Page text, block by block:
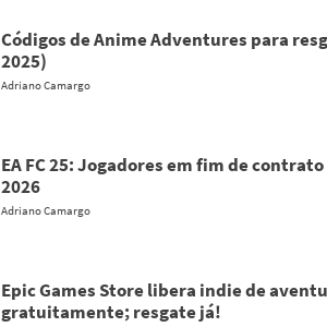
Códigos de Anime Adventures para
2025)
Adriano Camargo
EA FC 25: Jogadores em fim de
2026
Adriano Camargo
Epic Games Store libera indie de
gratuitamente; resgate já!